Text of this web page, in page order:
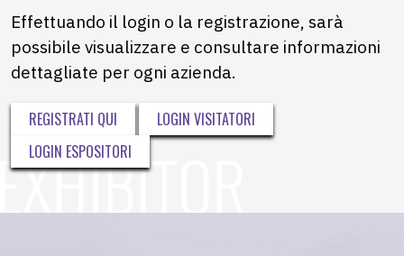
Effettuando il login o la registrazione, sarà
possibile visualizzare e consultare informazioni
dettagliate per ogni azienda.
REGISTRATI QUI
LOGIN VISITATORI
LOGIN ESPOSITORI